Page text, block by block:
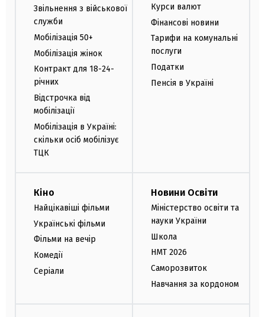
Звільнення з військової
служби
Мобілізація 50+
Мобілізація жінок
Контракт для 18-24-
річних
Відстрочка від
мобілізації
Мобілізація в Україні:
скільки осіб мобілізує
ТЦК
Курси валют
Фінансові новини
Тарифи на комунальні
послуги
Податки
Пенсія в Україні
Кіно
Найцікавіші фільми
Українські фільми
Фільми на вечір
Комедії
Серіали
Новини Освіти
Міністерство освіти та
науки України
Школа
НМТ 2026
Саморозвиток
Навчання за кордоном